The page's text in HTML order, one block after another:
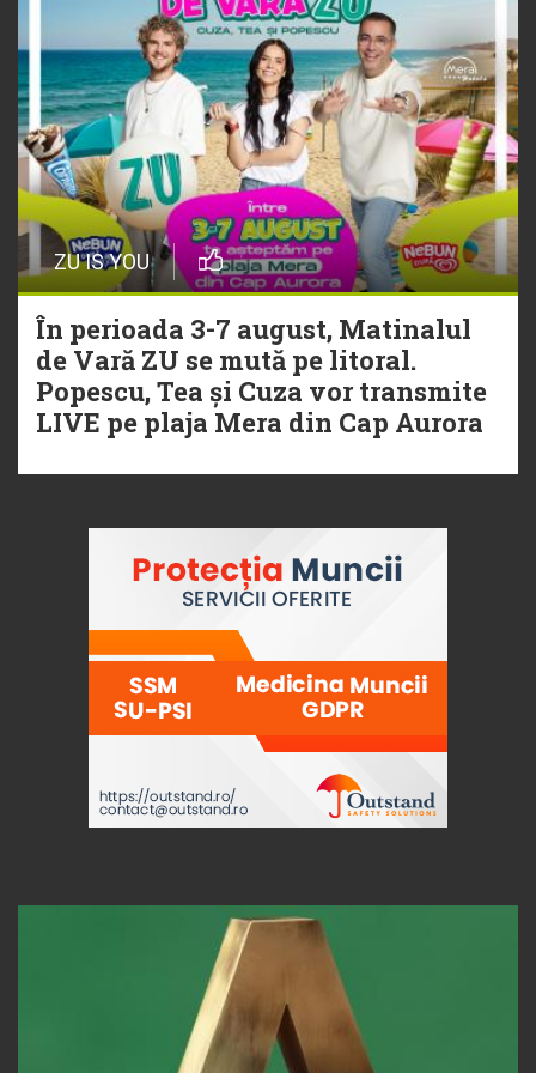
ZU IS YOU
În perioada 3-7 august, Matinalul
de Vară ZU se mută pe litoral.
Popescu, Tea și Cuza vor transmite
LIVE pe plaja Mera din Cap Aurora